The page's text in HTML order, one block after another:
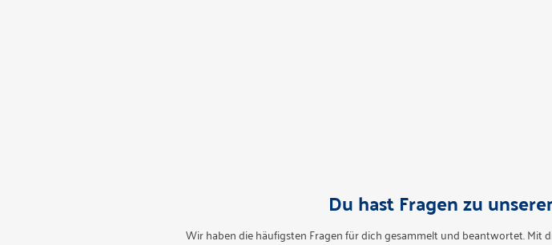
Du hast Fragen zu
Wir haben die häufigsten Fragen für dich gesammelt und beantwortet. Mit